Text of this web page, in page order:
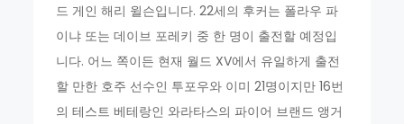
드 게인 해리 윌슨입니다. 22세의 후커는 폴라우 파
이냐 또는 데이브 포레키 중 한 명이 출전할 예정입
니다. 어느 쪽이든 현재 월드 XV에서 유일하게 출전
할 만한 호주 선수인 투포우와 이미 21명이지만 16번
의 테스트 베테랑인 와라타스의 파이어 브랜드 앵거